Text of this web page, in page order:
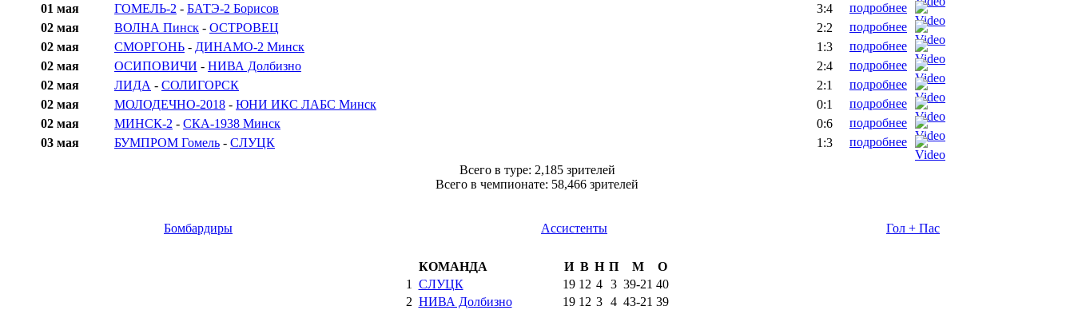
01 мая
ГОМЕЛЬ-2 - БАТЭ-2 Борисов 3:4
подробнее
02 мая
ВОЛНА Пинск - ОСТРОВЕЦ 2:2
подробнее
02 мая
СМОРГОНЬ - ДИНАМО-2 Минск 1:3
подробнее
02 мая
ОСИПОВИЧИ - НИВА Долбизно 2:4
подробнее
02 мая
ЛИДА - СОЛИГОРСК 2:1
подробнее
02 мая
МОЛОДЕЧНО-2018 - ЮНИ ИКС ЛАБС Минск 0:1
подробнее
02 мая
МИНСК-2 - СКА-1938 Минск 0:6
подробнее
03 мая
БУМПРОМ Гомель - СЛУЦК 1:3 подробнее
Всего в туре: 2,185 зрителей
Всего в чемпионате: 58,466 зрителей
Бомбардиры Ассистенты Гол + Пас
КОМАНДА И В Н П М
О
1
СЛУЦК 19 12 4 3 39-21 40
2 НИВА Долбизно 19 12 3 4 43-21 39